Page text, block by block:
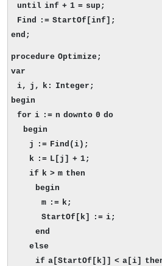
until inf + 1 = sup;
Find := StartOf[inf];
end;
procedure Optimize;
var
i, j, k: Integer;
begin
for i := n downto 0 do
begin
j := Find(i);
k := L[j] + 1;
if k > m then
begin
m := k;
StartOf[k] := i;
end
else
if a[StartOf[k]] < a[i]